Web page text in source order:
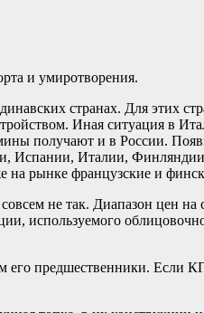
и умиротворения.
странах. Для этих
Иная ситуация в
получают и в России.
Испании, Италии,
на рынке французские и
не так. Диапазон цен
используемого
предшественники. Если